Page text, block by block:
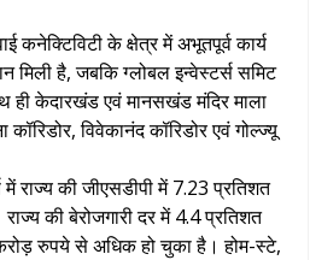
कनेक्टिविटी के क्षेत्र में अभूतपूर्व कार्य
है, जबकि ग्लोबल इन्वेस्टर्स समिट
ही केदारखंड एवं मानसखंड मंदिर माला
विवेकानंद कॉरिडोर एवं गोल्ज्यू
में राज्य की जीएसडीपी में 7.23 प्रतिशत
की बेरोजगारी दर में 4.4 प्रतिशत
रुपये से अधिक हो चुका है। होम-स्टे,